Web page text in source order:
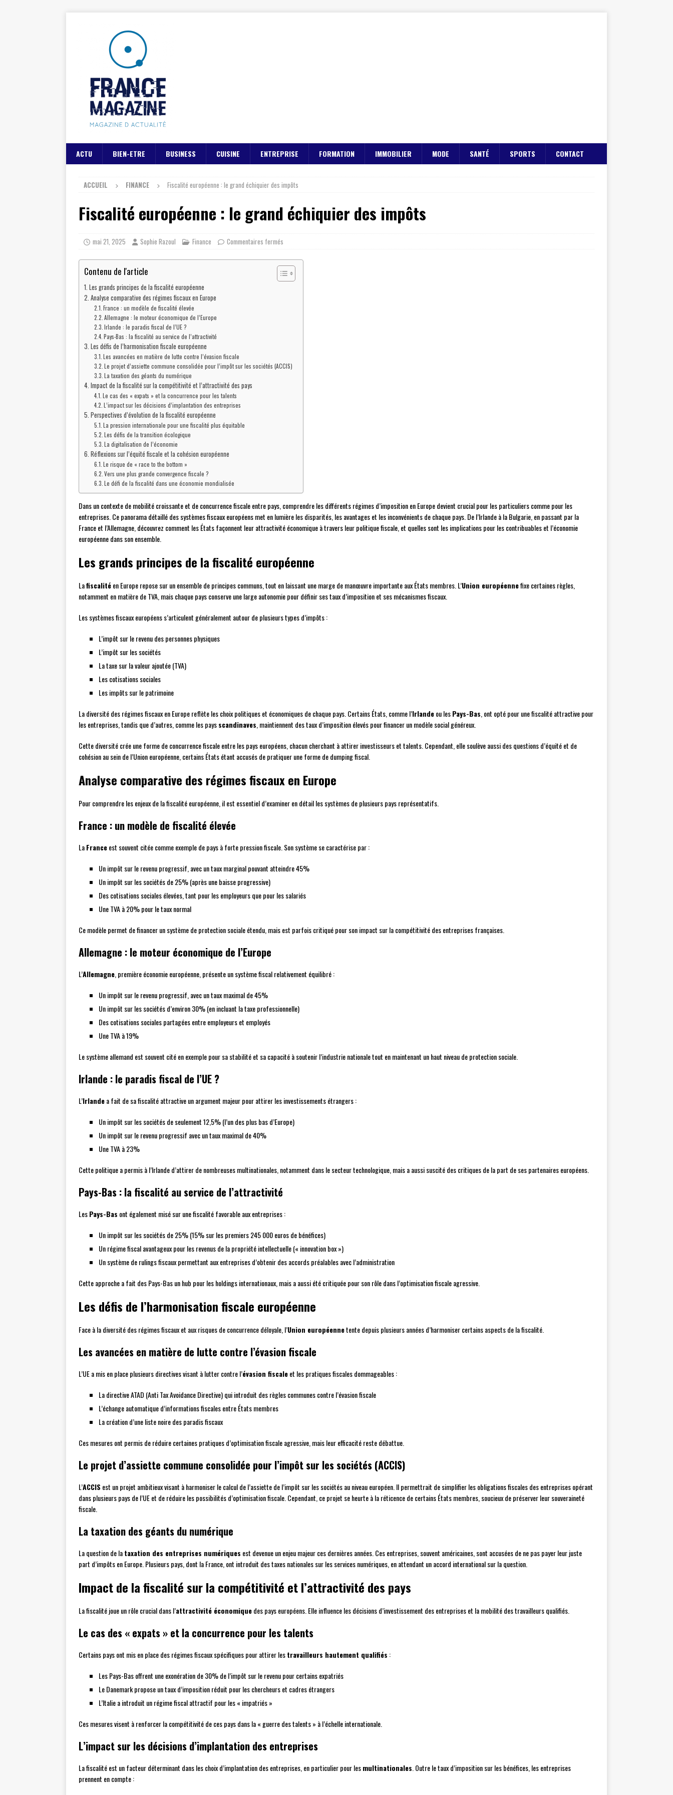
ACTU BIEN-ETRE BUSINESS CUISINE ENTREPRISE FORMATION IMMOBILIER MODE SANTÉ SPORTS CONTACT
ACCUEIL FINANCE Fiscalité européenne : le grand échiquier des impôts
Fiscalité européenne : le grand échiquier des impôts
mai 21, 2025 Sophie Razoul Finance Commentaires fermés
Contenu de l'article
Les grands principes de la fiscalité européenne
Analyse comparative des régimes fiscaux en Europe
France : un modèle de fiscalité élevée
Allemagne : le moteur économique de l’Europe
Irlande : le paradis fiscal de l’UE ?
Pays-Bas : la fiscalité au service de l’attractivité
Les défis de l’harmonisation fiscale européenne
Les avancées en matière de lutte contre l’évasion fiscale
Le projet d’assiette commune consolidée pour l’impôt sur les sociétés (ACCIS)
La taxation des géants du numérique
Impact de la fiscalité sur la compétitivité et l’attractivité des pays
Le cas des « expats » et la concurrence pour les talents
L’impact sur les décisions d’implantation des entreprises
Perspectives d’évolution de la fiscalité européenne
La pression internationale pour une fiscalité plus équitable
Les défis de la transition écologique
La digitalisation de l’économie
Réflexions sur l’équité fiscale et la cohésion européenne
Le risque de « race to the bottom »
Vers une plus grande convergence fiscale ?
Le défi de la fiscalité dans une économie mondialisée
Dans un contexte de mobilité croissante et de concurrence fiscale entre pays, comprendre les différents régimes d’imposition en Europe devient crucial pour les particuliers comme pour les
entreprises. Ce panorama détaillé des systèmes fiscaux européens met en lumière les disparités, les avantages et les inconvénients de chaque pays. De l’Irlande à la Bulgarie, en passant par la
France et l’Allemagne, découvrez comment les États façonnent leur attractivité économique à travers leur politique fiscale, et quelles sont les implications pour les contribuables et l’économie
européenne dans son ensemble.
Les grands principes de la fiscalité européenne
Lafiscalitéen Europe repose sur un ensemble de principes communs, tout en laissant une marge de manœuvre importante aux États membres. L’Union européennefixe certaines règles,
notamment en matière de TVA, mais chaque pays conserve une large autonomie pour définir ses taux d’imposition et ses mécanismes fiscaux.
Les systèmes fiscaux européens s’articulent généralement autour de plusieurs types d’impôts :
L’impôt sur le revenu des personnes physiques
L’impôt sur les sociétés
La taxe sur la valeur ajoutée (TVA)
Les cotisations sociales
Les impôts sur le patrimoine
La diversité des régimes fiscaux en Europe reflète les choix politiques et économiques de chaque pays. Certains États, comme l’Irlandeou lesPays-Bas , ont opté pour une fiscalité attractive pour
les entreprises, tandis que d’autres, comme les paysscandinaves , maintiennent des taux d’imposition élevés pour financer un modèle social généreux.
Cette diversité crée une forme de concurrence fiscale entre les pays européens, chacun cherchant à attirer investisseurs et talents. Cependant, elle soulève aussi des questions d’équité et de
cohésion au sein de l’Union européenne, certains États étant accusés de pratiquer une forme de dumping fiscal.
Analyse comparative des régimes fiscaux en Europe
Pour comprendre les enjeux de la fiscalité européenne, il est essentiel d’examiner en détail les systèmes de plusieurs pays représentatifs.
France : un modèle de fiscalité élevée
LaFranceest souvent citée comme exemple de pays à forte pression fiscale. Son système se caractérise par :
Un impôt sur le revenu progressif, avec un taux marginal pouvant atteindre 45%
Un impôt sur les sociétés de 25% (après une baisse progressive)
Des cotisations sociales élevées, tant pour les employeurs que pour les salariés
Une TVA à 20% pour le taux normal
Ce modèle permet de financer un système de protection sociale étendu, mais est parfois critiqué pour son impact sur la compétitivité des entreprises françaises.
Allemagne : le moteur économique de l’Europe
L’Allemagne , première économie européenne, présente un système fiscal relativement équilibré :
Un impôt sur le revenu progressif, avec un taux maximal de 45%
Un impôt sur les sociétés d’environ 30% (en incluant la taxe professionnelle)
Des cotisations sociales partagées entre employeurs et employés
Une TVA à 19%
Le système allemand est souvent cité en exemple pour sa stabilité et sa capacité à soutenir l’industrie nationale tout en maintenant un haut niveau de protection sociale.
Irlande : le paradis fiscal de l’UE ?
L’Irlandea fait de sa fiscalité attractive un argument majeur pour attirer les investissements étrangers :
Un impôt sur les sociétés de seulement 12,5% (l’un des plus bas d’Europe)
Un impôt sur le revenu progressif avec un taux maximal de 40%
Une TVA à 23%
Cette politique a permis à l’Irlande d’attirer de nombreuses multinationales, notamment dans le secteur technologique, mais a aussi suscité des critiques de la part de ses partenaires européens.
Pays-Bas : la fiscalité au service de l’attractivité
LesPays-Bas ont également misé sur une fiscalité favorable aux entreprises :
Un impôt sur les sociétés de 25% (15% sur les premiers 245 000 euros de bénéfices)
Un régime fiscal avantageux pour les revenus de la propriété intellectuelle (« innovation box »)
Un système de rulings fiscaux permettant aux entreprises d’obtenir des accords préalables avec l’administration
Cette approche a fait des Pays-Bas un hub pour les holdings internationaux, mais a aussi été critiquée pour son rôle dans l’optimisation fiscale agressive.
Les défis de l’harmonisation fiscale européenne
Face à la diversité des régimes fiscaux et aux risques de concurrence déloyale, l’Union européennetente depuis plusieurs années d’harmoniser certains aspects de la fiscalité.
Les avancées en matière de lutte contre l’évasion fiscale
L’UE a mis en place plusieurs directives visant à lutter contre l’évasion fiscaleet les pratiques fiscales dommageables :
La directive ATAD (Anti Tax Avoidance Directive) qui introduit des règles communes contre l’évasion fiscale
L’échange automatique d’informations fiscales entre États membres
La création d’une liste noire des paradis fiscaux
Ces mesures ont permis de réduire certaines pratiques d’optimisation fiscale agressive, mais leur efficacité reste débattue.
Le projet d’assiette commune consolidée pour l’impôt sur les sociétés (ACCIS)
L’ACCIS est un projet ambitieux visant à harmoniser le calcul de l’assiette de l’impôt sur les sociétés au niveau européen. Il permettrait de simplifier les obligations fiscales des entreprises opérant
dans plusieurs pays de l’UE et de réduire les possibilités d’optimisation fiscale. Cependant, ce projet se heurte à la réticence de certains États membres, soucieux de préserver leur souveraineté
fiscale.
La taxation des géants du numérique
La question de lataxation des entreprises numériques est devenue un enjeu majeur ces dernières années. Ces entreprises, souvent américaines, sont accusées de ne pas payer leur juste
part d’impôts en Europe. Plusieurs pays, dont la France, ont introduit des taxes nationales sur les services numériques, en attendant un accord international sur la question.
Impact de la fiscalité sur la compétitivité et l’attractivité des pays
La fiscalité joue un rôle crucial dans l’attractivité économiquedes pays européens. Elle influence les décisions d’investissement des entreprises et la mobilité des travailleurs qualifiés.
Le cas des « expats » et la concurrence pour les talents
Certains pays ont mis en place des régimes fiscaux spécifiques pour attirer lestravailleurs hautement qualifiés :
Les Pays-Bas offrent une exonération de 30% de l’impôt sur le revenu pour certains expatriés
Le Danemark propose un taux d’imposition réduit pour les chercheurs et cadres étrangers
L’Italie a introduit un régime fiscal attractif pour les « impatriés »
Ces mesures visent à renforcer la compétitivité de ces pays dans la « guerre des talents » à l’échelle internationale.
L’impact sur les décisions d’implantation des entreprises
La fiscalité est un facteur déterminant dans les choix d’implantation des entreprises, en particulier pour lesmultinationales . Outre le taux d’imposition sur les bénéfices, les entreprises
prennent en compte :